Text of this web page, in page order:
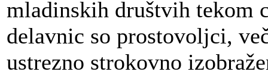
mladinskih društvih tekom
delavnic so prostovoljci,
ustrezno strokovno